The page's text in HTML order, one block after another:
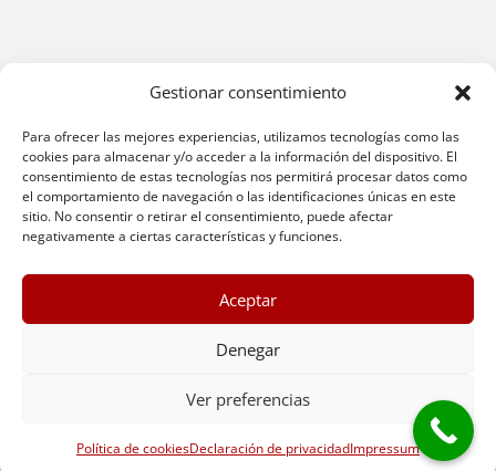
Gestionar consentimiento
Para ofrecer las mejores experiencias, utilizamos tecnologías como las
cookies para almacenar y/o acceder a la información del dispositivo. El
consentimiento de estas tecnologías nos permitirá procesar datos como
el comportamiento de navegación o las identificaciones únicas en este
sitio. No consentir o retirar el consentimiento, puede afectar
negativamente a ciertas características y funciones.
Aceptar
Denegar
Ver preferencias
Política de cookiesDeclaración de privacidadImpressum
© 2026 Sofas Pamplona |Aviso Legal|Política de
Protección de Datos |Política de Cookies|Términos y
garantía
Atención
al cliente